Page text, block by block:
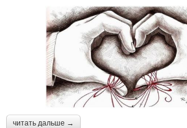
читать дальше →